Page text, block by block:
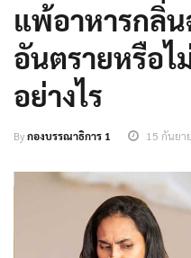
แพ้อาหารกลิ่
อันตรายหรือไ
อย่างไร
Byกองบรรณาธิการ 1 15 กันยา